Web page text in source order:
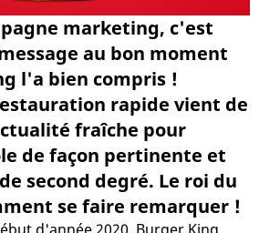
marketing, c'est
au bon moment
l'a bien compris !
rapide vient de
fraîche pour
de façon pertinente et
second degré. Le roi du
se faire remarquer !